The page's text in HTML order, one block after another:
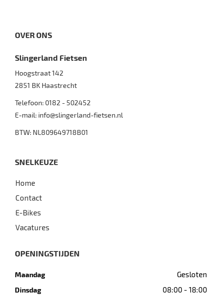
OVER ONS
Slingerland Fietsen
Hoogstraat 142
2851 BK Haastrecht
Telefoon: 0182 - 502452
E-mail: info@slingerland-fietsen.nl
BTW: NL809649718B01
SNELKEUZE
Home
Contact
E-Bikes
Vacatures
OPENINGSTIJDEN
Maandag Gesloten
Dinsdag 08:00 - 18:00